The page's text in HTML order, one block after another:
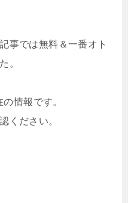
事では無料＆一番オト
。
情報です。
ください。